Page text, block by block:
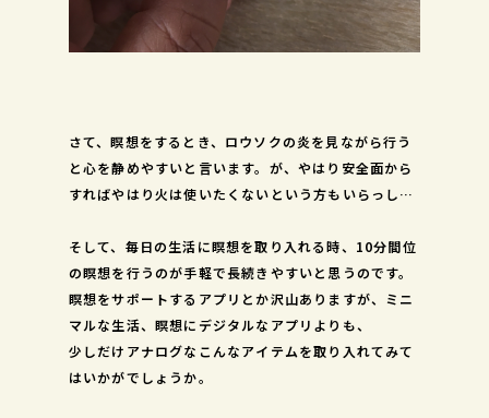
さて、瞑想をするとき、ロウソクの炎を見ながら行う
と心を静めやすいと言います。が、やはり安全面から
すればやはり火は使いたくないという方もいらっしゃ
落ちしても安心ですよね！）
そして、毎日の生活に瞑想を取り入れる時、10分間位
の瞑想を行うのが手軽で長続きやすいと思うのです。
瞑想をサポートするアプリとか沢山ありますが、ミニ
マルな生活、瞑想にデジタルなアプリよりも、
少しだけアナログなこんなアイテムを取り入れてみて
はいかがでしょうか。